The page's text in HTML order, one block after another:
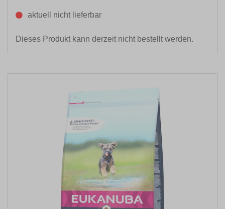
aktuell nicht lieferbar
Dieses Produkt kann derzeit nicht bestellt werden.